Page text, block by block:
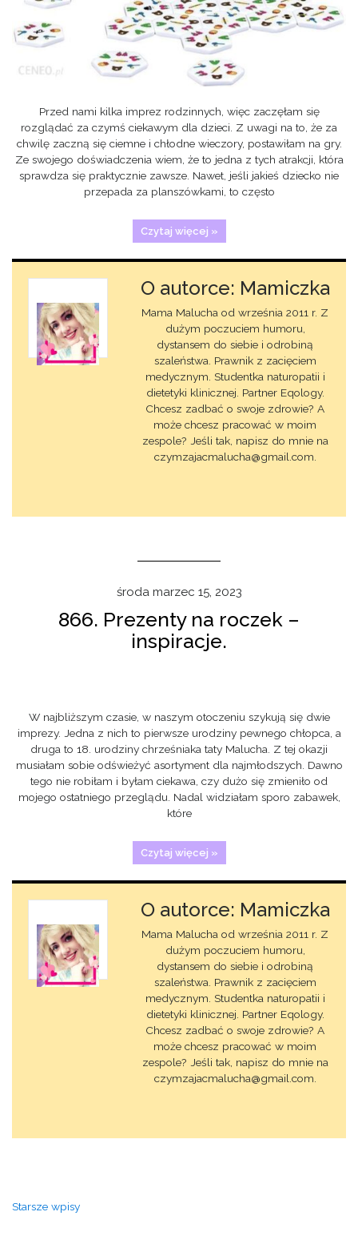
Przed nami kilka imprez rodzinnych, więc zaczęłam się
rozglądać za czymś ciekawym dla dzieci. Z uwagi na to, że za
chwilę zaczną się ciemne i chłodne wieczory, postawiłam na gry.
Ze swojego doświadczenia wiem, że to jedna z tych atrakcji, która
sprawdza się praktycznie zawsze. Nawet, jeśli jakieś dziecko nie
przepada za planszówkami, to często
Czytaj więcej »
O autorce: Mamiczka
Mama Malucha od września 2011 r. Z
dużym poczuciem humoru,
dystansem do siebie i odrobiną
szaleństwa. Prawnik z zacięciem
medycznym. Studentka naturopatii i
dietetyki klinicznej. Partner Eqology.
Chcesz zadbać o swoje zdrowie? A
może chcesz pracować w moim
zespole? Jeśli tak, napisz do mnie na
czymzajacmalucha@gmail.com.
środa marzec 15, 2023
866. Prezenty na roczek –
inspiracje.
W najbliższym czasie, w naszym otoczeniu szykują się dwie
imprezy. Jedna z nich to pierwsze urodziny pewnego chłopca, a
druga to 18. urodziny chrześniaka taty Malucha. Z tej okazji
musiałam sobie odświeżyć asortyment dla najmłodszych. Dawno
tego nie robiłam i byłam ciekawa, czy dużo się zmieniło od
mojego ostatniego przeglądu. Nadal widziałam sporo zabawek,
które
Czytaj więcej »
O autorce: Mamiczka
Mama Malucha od września 2011 r. Z
dużym poczuciem humoru,
dystansem do siebie i odrobiną
szaleństwa. Prawnik z zacięciem
medycznym. Studentka naturopatii i
dietetyki klinicznej. Partner Eqology.
Chcesz zadbać o swoje zdrowie? A
może chcesz pracować w moim
zespole? Jeśli tak, napisz do mnie na
czymzajacmalucha@gmail.com.
Nawigacja
Starsze wpisy